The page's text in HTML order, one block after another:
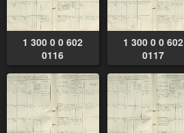
1 300 0 0 602
0116
1 300 0 0 602
0117